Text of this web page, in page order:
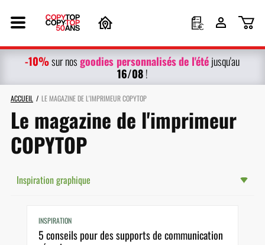
-10%sur nosgoodies personnalisésde l'étéjusqu'au
16/08!
ACCUEIL LE MAGAZINE DE L'IMPRIMEUR COPYTOP
Le magazine de l'imprimeur
COPYTOP
Inspiration graphique
INSPIRATION
5 conseils pour des supports de communication